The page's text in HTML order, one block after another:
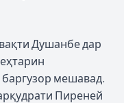
Душанбе дар
мешавад.
Пиреней